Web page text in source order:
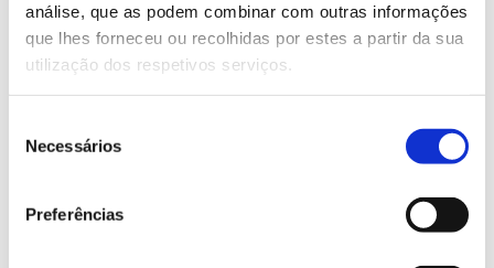
análise, que as podem combinar com outras informações
que lhes forneceu ou recolhidas por estes a partir da sua
utilização dos respetivos serviços.
Necessários
Preferências